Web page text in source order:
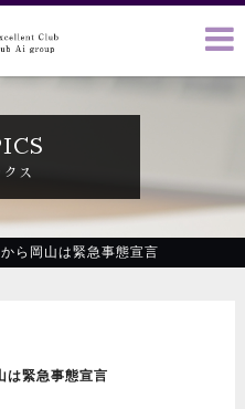
ルミナス、浪漫館で皆様の
クス
ら岡山は緊急事態宣言
は緊急事態宣言